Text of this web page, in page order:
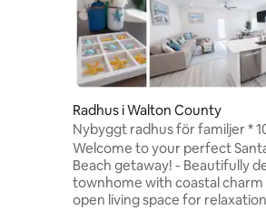
Radhus i Walton County
Nybyggt radhus för familjer *
till stranden
Welcome to your perfect
Beach getaway! - Beautifully designed
townhome with coastal charm - Bright,
open living space for relaxation - Fully